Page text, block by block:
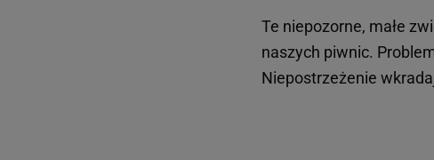
Te niepozorne, małe
naszych piwnic.
Niepostrzeżenie